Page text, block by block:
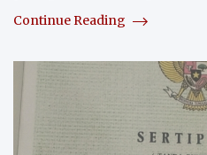
Continue Reading